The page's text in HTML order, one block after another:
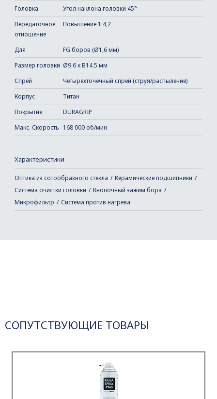
Головка
Угол наклона головки 45°
Передаточное
отношение
Повышение 1:4,2
Для
FG боров (Ø1,6 мм)
Размер головки Ø9.6 x В14.5 мм
Спрей
Четырехточечный спрей (струя/распыление)
Корпус
Титан
Покрытие
DURAGRIP
Макс. Скорость 168 000 об/мин
Характеристики
Оптика из сотообразного стекла
Керамические подшипники
Система очистки головки
Кнопочный зажим бора
Микрофильтр
Система против нагрева
СОПУТСТВУЮЩИЕ ТОВАРЫ